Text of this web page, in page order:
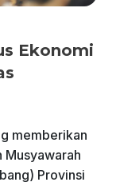
Ekonomi
memberikan
Musyawarah
Provinsi